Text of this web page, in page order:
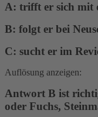
A: trifft er sich mit
B: folgt er bei
C: sucht er im
Auflösung anzeigen:
Antwort B ist
oder Fuchs,